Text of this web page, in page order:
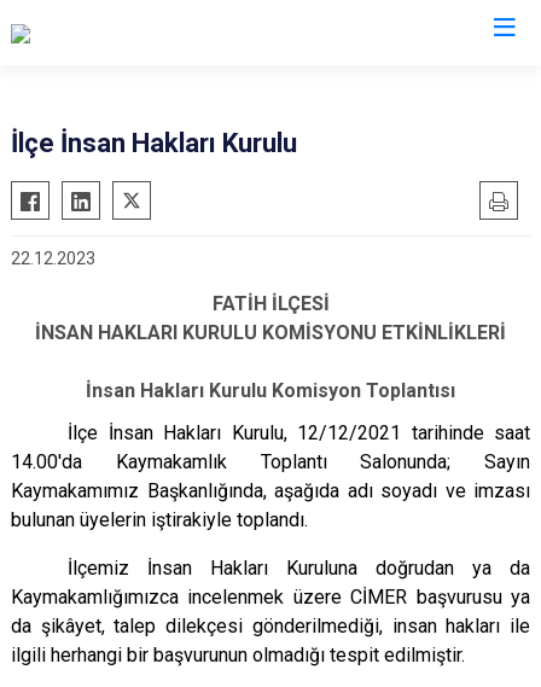
Adalar
Avcılar
Bağcılar
Bakırköy
Bayrampaşa
Beykoz
Beyoğlu
Büyükçekmece
Esenler
Eyüpsultan
Kadıköy
Kağıthane
Kartal
Maltepe
Pendik
Sarıyer
Şile
Silivri
Şişli
Zeytinburnu
Arnavutköy
Başakşehir
Beylikdüzü
Esenyurt
Sancaktepe
Sultangazi
İlçe İnsan Hakları Kurulu
22.12.2023
FATİH İLÇESİ
İNSAN HAKLARI KURULU KOMİSYONU ETKİNLİKLERİ
İnsan Hakları Kurulu Komisyon Toplantısı
İlçe İnsan Hakları Kurulu, 12/12/2021 tarihinde saat
14.00'da Kaymakamlık Toplantı Salonunda; Sayın
Kaymakamımız Başkanlığında, aşağıda adı soyadı ve imzası
bulunan üyelerin iştirakiyle toplandı.
İlçemiz İnsan Hakları Kuruluna doğrudan ya da
Kaymakamlığımızca incelenmek üzere CİMER başvurusu ya
da şikâyet, talep dilekçesi gönderilmediği, insan hakları ile
ilgili herhangi bir başvurunun olmadığı tespit edilmiştir.